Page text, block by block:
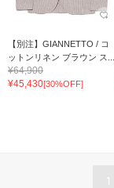
【別注】GIANNETTO / コ
ットンリネン ブラウン ス...
¥64,900
¥45,430[30%OFF]
1